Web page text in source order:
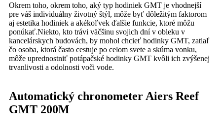
Okrem toho, okrem toho, aký typ hodiniek GMT je vhodnejší
pre váš individuálny životný štýl, môže byť dôležitým faktorom
aj estetika hodiniek a akékoľvek ďalšie funkcie, ktoré môžu
ponúkať.Niekto, kto trávi väčšinu svojich dní v obleku v
kancelárskych budovách, by mohol chcieť hodinky GMT, zatiaľ
čo osoba, ktorá často cestuje po celom svete a skúma vonku,
môže uprednostniť potápačské hodinky GMT kvôli ich zvýšenej
trvanlivosti a odolnosti voči vode.
Automatický chronometer Aiers Reef
GMT 200M